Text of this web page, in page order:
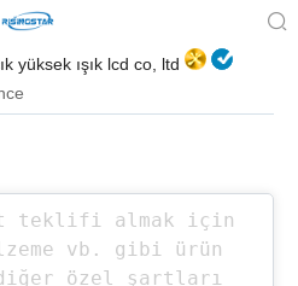
yüksek ışık lcd co, ltd